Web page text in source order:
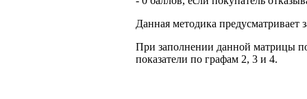
Данная методика предусматривает
При заполнении данной матрицы
показатели по графам 2, 3 и 4.